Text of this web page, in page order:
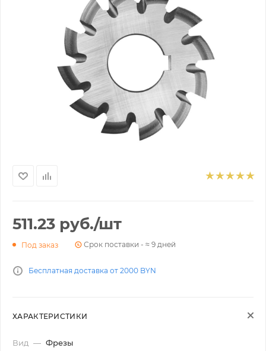
511.23 руб./шт
Под заказ Срок поставки - ≈ 9 дней
Бесплатная доставка от 2000 BYN
ХАРАКТЕРИСТИКИ
Вид — Фрезы